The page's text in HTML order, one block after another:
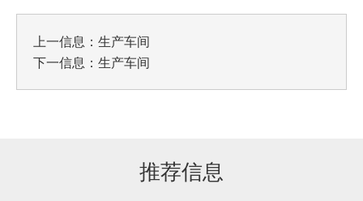
上一信息： 生产车间
下一信息： 生产车间
推荐信息